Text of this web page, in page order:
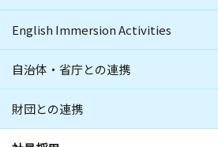
English Immersion Activities
自治体・省庁との連携
財団との連携